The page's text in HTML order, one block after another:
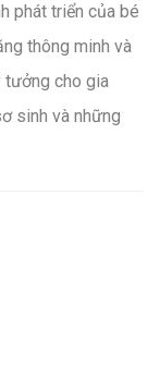
phát triển của bé
thông minh và
tưởng cho gia
sinh và những